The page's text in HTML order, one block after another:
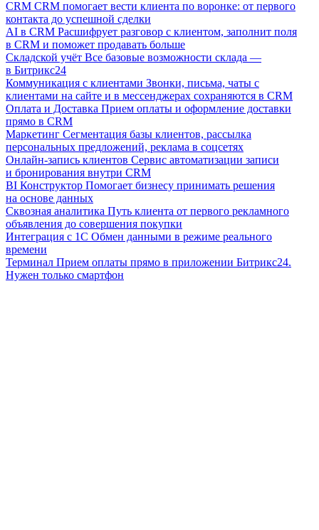
CRM CRM помогает вести клиента по воронке: от первого
контакта до успешной сделки
AI в CRM Расшифрует разговор с клиентом, заполнит поля
в CRM и поможет продавать больше
Складской учёт Все базовые возможности склада —
в Битрикс24
Коммуникация с клиентами Звонки, письма, чаты с
клиентами на сайте и в мессенджерах сохраняются в CRM
Оплата и Доставка Прием оплаты и оформление доставки
прямо в CRM
Маркетинг Сегментация базы клиентов, рассылка
персональных предложений, реклама в соцсетях
Онлайн-запись клиентов Сервис автоматизации записи
и бронирования внутри CRM
BI Конструктор Помогает бизнесу принимать решения
на основе данных
Сквозная аналитика Путь клиента от первого рекламного
объявления до совершения покупки
Интеграция с 1С Обмен данными в режиме реального
времени
Терминал Прием оплаты прямо в приложении Битрикс24.
Нужен только смартфон